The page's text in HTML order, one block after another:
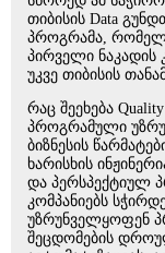
თიბისის Data
პროგრამა,
პირველი ნაკადის
უკვე თიბისის
რაც შეეხება
პროგრამული
ბიზნესის
ხარისხის
და პერსპექტიულ
კომპანიებს
უზრუნველყოფენ
შეცდომების